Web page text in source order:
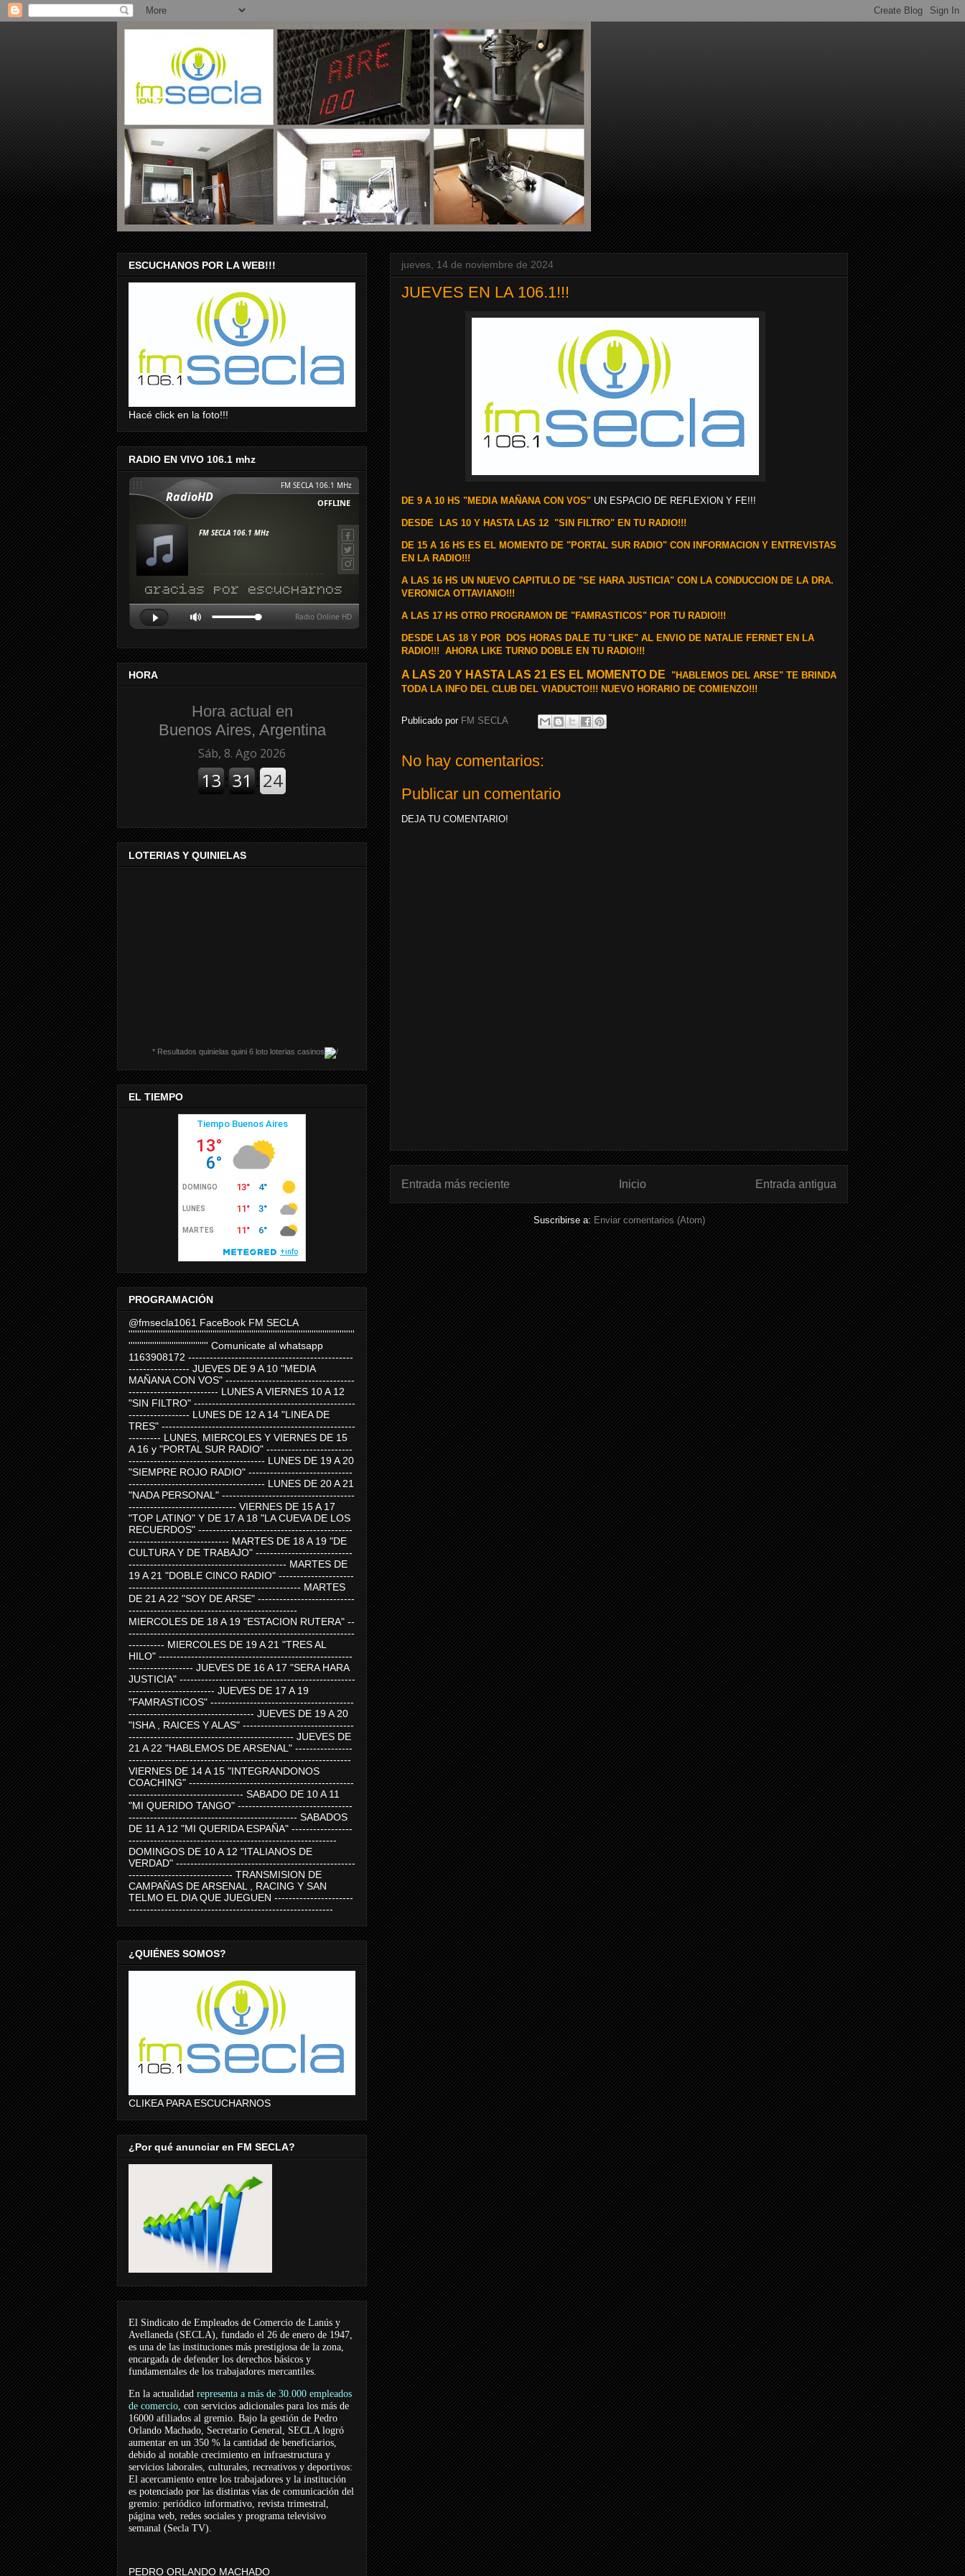
jueves, 14 de noviembre de 2024
JUEVES EN LA 106.1!!!
DE 9 A 10 HS "MEDIA MAÑANA CON VOS" UN ESPACIO DE REFLEXION Y FE!!!
DESDE LAS 10 Y HASTA LAS 12 "SIN FILTRO" EN TU RADIO!!!
DE 15 A 16 HS ES EL MOMENTO DE "PORTAL SUR RADIO" CON INFORMACION Y ENTREVISTAS
EN LA RADIO!!!
A LAS 16 HS UN NUEVO CAPITULO DE "SE HARA JUSTICIA" CON LA CONDUCCION DE LA DRA.
VERONICA OTTAVIANO!!!
A LAS 17 HS OTRO PROGRAMON DE "FAMRASTICOS" POR TU RADIO!!!
DESDE LAS 18 Y POR DOS HORAS DALE TU "LIKE" AL ENVIO DE NATALIE FERNET EN LA
RADIO!!! AHORA LIKE TURNO DOBLE EN TU RADIO!!!
A LAS 20 Y HASTA LAS 21 ES EL MOMENTO DE "HABLEMOS DEL ARSE" TE BRINDA
TODA LA INFO DEL CLUB DEL VIADUCTO!!! NUEVO HORARIO DE COMIENZO!!!
Publicado por FM SECLA
No hay comentarios:
Publicar un comentario
DEJA TU COMENTARIO!
Entrada más reciente Entrada antigua
Inicio
Suscribirse a: Enviar comentarios (Atom)
ESCUCHANOS POR LA WEB!!!
Hacé click en la foto!!!
RADIO EN VIVO 106.1 mhz
HORA
Hora actual en
Buenos Aires, Argentina
LOTERIAS Y QUINIELAS
* Resultados quinielas quini 6 loto loterias casinos
EL TIEMPO
PROGRAMACIÓN
@fmsecla1061 FaceBook FM SECLA
'''''''''''''''''''''''''''''''''''''''''''''''''''''''''''''''''''''''''''''''''''''''''''''''''''''''''
''''''''''''''''''''''''''''''''''''' Comunicate al whatsapp
1163908172 ----------------------------------------------
----------------- JUEVES DE 9 A 10 "MEDIA
MAÑANA CON VOS" ------------------------------------
------------------------- LUNES A VIERNES 10 A 12
"SIN FILTRO" ---------------------------------------------
----------------- LUNES DE 12 A 14 "LINEA DE
TRES" ------------------------------------------------------
--------- LUNES, MIERCOLES Y VIERNES DE 15
A 16 y "PORTAL SUR RADIO" ------------------------
-------------------------------------- LUNES DE 19 A 20
"SIEMPRE ROJO RADIO" -----------------------------
-------------------------------------- LUNES DE 20 A 21
"NADA PERSONAL" -------------------------------------
------------------------------ VIERNES DE 15 A 17
"TOP LATINO" Y DE 17 A 18 "LA CUEVA DE LOS
RECUERDOS" -------------------------------------------
---------------------------- MARTES DE 18 A 19 "DE
CULTURA Y DE TRABAJO" ---------------------------
-------------------------------------------- MARTES DE
19 A 21 "DOBLE CINCO RADIO" ---------------------
------------------------------------------------ MARTES
DE 21 A 22 "SOY DE ARSE" ---------------------------
-----------------------------------------------
MIERCOLES DE 18 A 19 "ESTACION RUTERA" --
---------------------------------------------------------------
---------- MIERCOLES DE 19 A 21 "TRES AL
HILO" ------------------------------------------------------
------------------ JUEVES DE 16 A 17 "SERA HARA
JUSTICIA" -------------------------------------------------
------------------------ JUEVES DE 17 A 19
"FAMRASTICOS" ----------------------------------------
----------------------------------- JUEVES DE 19 A 20
"ISHA , RAICES Y ALAS" -------------------------------
---------------------------------------------- JUEVES DE
21 A 22 "HABLEMOS DE ARSENAL" ----------------
--------------------------------------------------------------
VIERNES DE 14 A 15 "INTEGRANDONOS
COACHING" ----------------------------------------------
-------------------------------- SABADO DE 10 A 11
"MI QUERIDO TANGO" --------------------------------
----------------------------------------------- SABADOS
DE 11 A 12 "MI QUERIDA ESPAÑA" -----------------
----------------------------------------------------------
DOMINGOS DE 10 A 12 "ITALIANOS DE
VERDAD" --------------------------------------------------
----------------------------- TRANSMISION DE
CAMPAÑAS DE ARSENAL , RACING Y SAN
TELMO EL DIA QUE JUEGUEN ----------------------
---------------------------------------------------------
¿QUIÉNES SOMOS?
CLIKEA PARA ESCUCHARNOS
¿Por qué anunciar en FM SECLA?
El Sindicato de Empleados de Comercio de Lanús y
Avellaneda (SECLA), fundado el 26 de enero de 1947,
es una de las instituciones más prestigiosa de la zona,
encargada de defender los derechos básicos y
fundamentales de los trabajadores mercantiles.
En la actualidad representa a más de 30.000 empleados
de comercio, con servicios adicionales para los más de
16000 afiliados al gremio. Bajo la gestión de Pedro
Orlando Machado, Secretario General, SECLA logró
aumentar en un 350 % la cantidad de beneficiarios,
debido al notable crecimiento en infraestructura y
servicios laborales, culturales, recreativos y deportivos:
El acercamiento entre los trabajadores y la institución
es potenciado por las distintas vías de comunicación del
gremio: periódico informativo, revista trimestral,
página web, redes sociales y programa televisivo
semanal (Secla TV).
PEDRO ORLANDO MACHADO